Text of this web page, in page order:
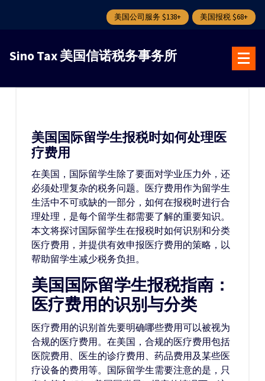
美国公司服务 $138+ 美国报税 $68+
Sino Tax 美国信诺税务事务所
美国国际留学生报税时如何处理医
疗费用
在美国，国际留学生除了要面对学业压力外，还
必须处理复杂的税务问题。医疗费用作为留学生
生活中不可或缺的一部分，如何在报税时进行合
理处理，是每个留学生都需要了解的重要知识。
本文将探讨国际留学生在报税时如何识别和分类
医疗费用，并提供有效申报医疗费用的策略，以
帮助留学生减少税务负担。
美国国际留学生报税指南：
医疗费用的识别与分类
医疗费用的识别首先要明确哪些费用可以被视为
合规的医疗费用。在美国，合规的医疗费用包括
医院费用、医生的诊疗费用、药品费用及某些医
疗设备的费用等。国际留学生需要注意的是，只